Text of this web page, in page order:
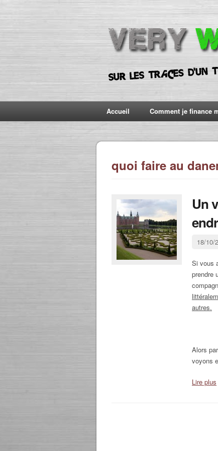
Accueil Comment je finance
quoi faire au
Un
18/10/
Si vous
prendre
autres.
Alors
voyons
Lire plus